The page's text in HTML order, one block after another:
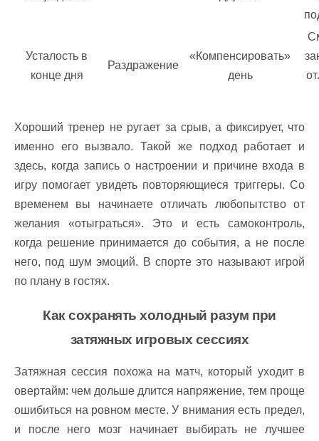
Усталость в
конце дня
Раздражение
«Компенсировать»
день
Хороший тренер не ругает за срыв, а фиксирует, что
именно его вызвало. Такой же подход работает и
здесь, когда запись о настроении и причине входа в
игру помогает увидеть повторяющиеся триггеры. Со
временем вы начинаете отличать любопытство от
желания «отыграться». Это и есть самоконтроль,
когда решение принимается до события, а не после
него, под шум эмоций. В спорте это называют игрой
по плану в гостях.
Как сохранять холодный разум при
затяжных игровых сессиях
Затяжная сессия похожа на матч, который уходит в
овертайм: чем дольше длится напряжение, тем проще
ошибиться на ровном месте. У внимания есть предел,
и после него мозг начинает выбирать не лучшее